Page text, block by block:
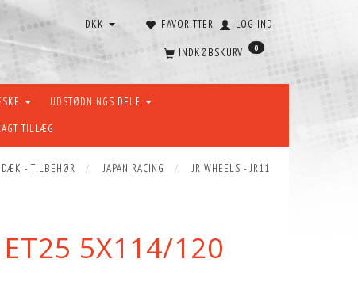
FAVORITTER LOG IND
DKK
INDKØBSKURV 0
UDSTØDNINGS DELE
TILLÆG
- TILBEHØR JAPAN RACING
JR WHEELS - JR11
ET25 5X114/120